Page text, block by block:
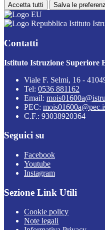
Accetta tutti Salva le
Istituto
Contatti
Istituto Istruzione Superiore
Viale F. Selmi, 16 -
Tel: 0536 881162
Email:
PEC:
C.F.: 93038920364
Seguici su
Facebook
Youtube
Instagram
Sezione Link Utili
Cookie policy
Note legali